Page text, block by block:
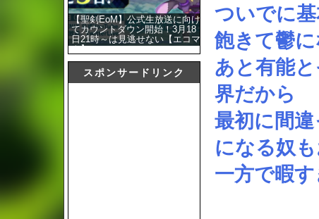
【聖剣EoM】公式生放送に向け
てカウントダウン開始！3月18
日21時～は見逃せない【エコマ
ナ】
スポンサードリンク
ついでに
飽きて鬱
あと有能
界だから
最初に間
になる奴
一方で暇